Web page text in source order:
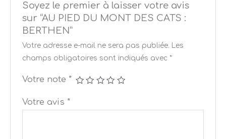
Soyez le premier à laisser votre avis
sur “AU PIED DU MONT DES CATS :
BERTHEN”
Votre adresse e-mail ne sera pas publiée.
Les
champs obligatoires sont indiqués avec *
Votre note *
Votre avis *